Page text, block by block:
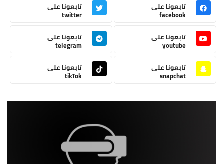
تابعونا على
facebook
تابعونا على
twitter
تابعونا على
youtube
تابعونا على
telegram
تابعونا على
snapchat
تابعونا على
tikTok